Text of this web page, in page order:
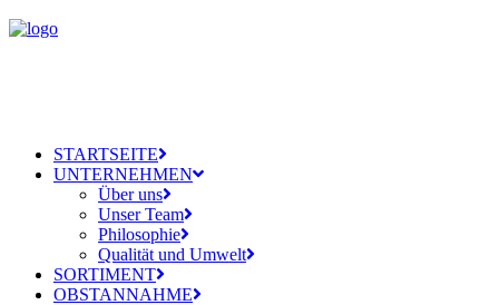
STARTSEITE
UNTERNEHMEN
Über uns
Unser Team
Philosophie
Qualität und Umwelt
SORTIMENT
OBSTANNAHME